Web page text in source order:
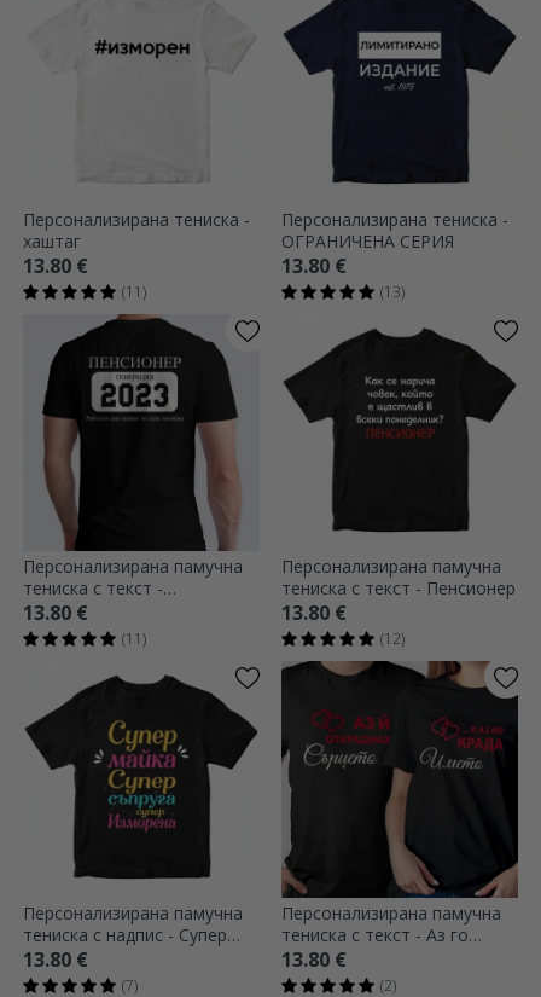
Персонализирана тениска -
хаштаг
13.80 €
(11)
Персонализирана тениска -
ОГРАНИЧЕНА СЕРИЯ
13.80 €
(13)
Персонализирана памучна
тениска с текст -
Пенсиониране
13.80 €
(11)
Персонализирана памучна
тениска с текст - Пенсионер
13.80 €
(12)
Персонализирана памучна
тениска с надпис - Супер
мама
13.80 €
(7)
Персонализирана памучна
тениска с текст - Аз го
крада
13.80 €
(2)